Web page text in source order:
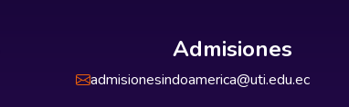
Admisiones
admisionesindoamerica@uti.edu.ec